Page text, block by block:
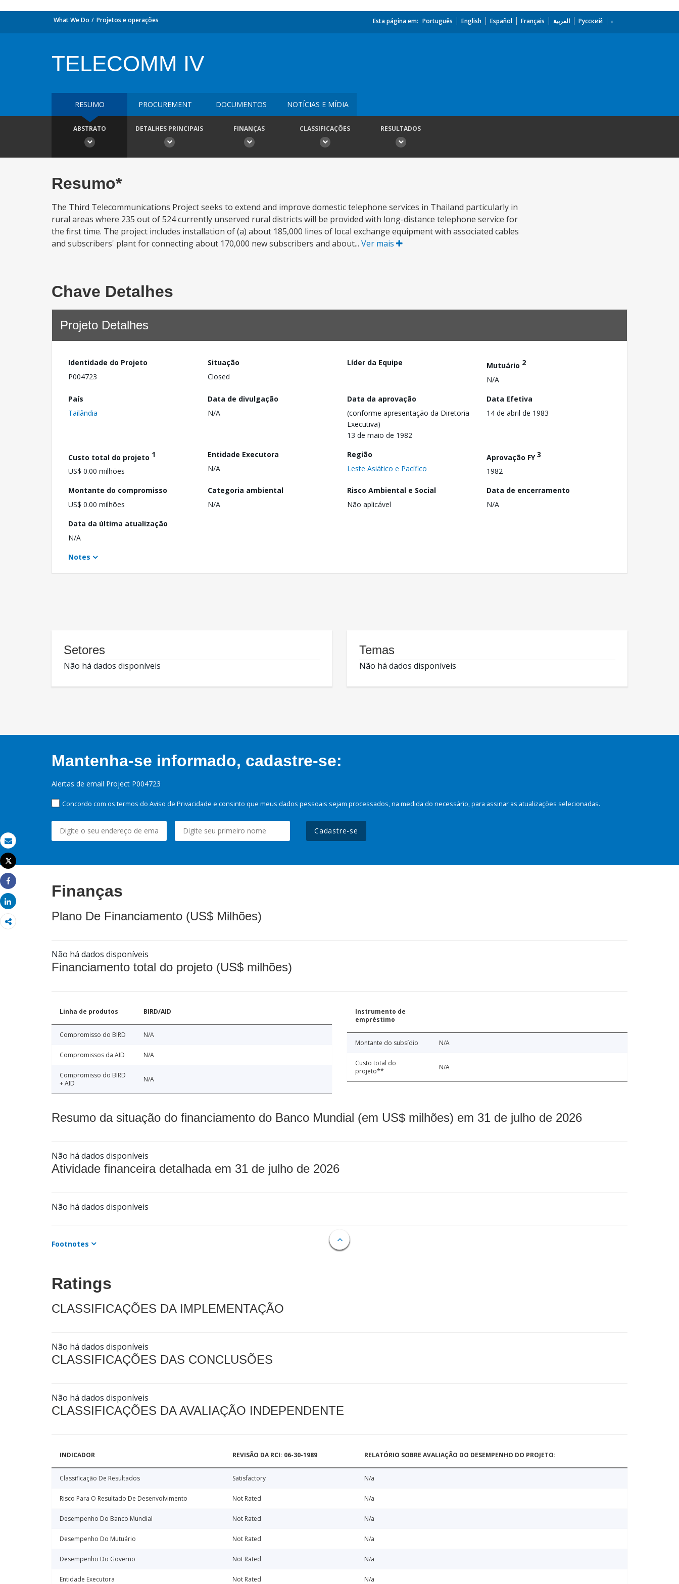
Email
Imprimir
Tweet
Share
Share
What We Do Projetos e operações Esta página em: Português English Español Français العربية Русский
TELECOMM IV
RESUMO PROCUREMENT DOCUMENTOS NOTÍCIAS E MÍDIA
ABSTRATO DETALHES PRINCIPAIS FINANÇAS CLASSIFICAÇÕES RESULTADOS
Resumo*
The Third Telecommunications Project seeks to extend and improve domestic telephone services in Thailand particularly in
rural areas where 235 out of 524 currently unserved rural districts will be provided with long-distance telephone service for
the first time. The project includes installation of (a) about 185,000 lines of local exchange equipment with associated cables
and subscribers' plant for connecting about 170,000 new subscribers and about... Ver mais
Chave Detalhes
Projeto Detalhes
Identidade do Projeto
P004723
Situação
Closed
Líder da Equipe Mutuário 2
N/A
País
Tailândia
Data de divulgação
N/A
Data da aprovação
(conforme apresentação da Diretoria
Executiva)
13 de maio de 1982
Data Efetiva
14 de abril de 1983
Custo total do projeto 1
US$ 0.00 milhões
Entidade Executora
N/A
Região
Leste Asiático e Pacífico
Aprovação FY3
1982
Montante do compromisso
US$ 0.00 milhões
Categoria ambiental
N/A
Risco Ambiental e Social
Não aplicável
Data de encerramento
N/A
Data da última atualização
N/A
Notes
Setores
Não há dados disponíveis
Temas
Não há dados disponíveis
Mantenha-se informado, cadastre-se:
Alertas de email Project P004723
Concordo com os termos do Aviso de Privacidade e consinto que meus dados pessoais sejam processados, na medida do necessário, para assinar as atualizações selecionadas.
Cadastre-se
Finanças
Plano De Financiamento (US$ Milhões)
Não há dados disponíveis
Financiamento total do projeto (US$ milhões)
Linha de produtos BIRD/AID
Compromisso do BIRD N/A
Compromissos da AID N/A
Compromisso do BIRD
+ AID
N/A
Instrumento de
empréstimo
Montante do subsídio N/A
Custo total do
projeto**
N/A
Resumo da situação do financiamento do Banco Mundial (em US$ milhões) em 31 de julho de 2026
Não há dados disponíveis
Atividade financeira detalhada em 31 de julho de 2026
Não há dados disponíveis
Footnotes
Ratings
CLASSIFICAÇÕES DA IMPLEMENTAÇÃO
Não há dados disponíveis
CLASSIFICAÇÕES DAS CONCLUSÕES
Não há dados disponíveis
CLASSIFICAÇÕES DA AVALIAÇÃO INDEPENDENTE
INDICADOR REVISÃO DA RCI: 06-30-1989 RELATÓRIO SOBRE AVALIAÇÃO DO DESEMPENHO DO PROJETO:
Classificação De Resultados Satisfactory N/a
Risco Para O Resultado De Desenvolvimento Not Rated N/a
Desempenho Do Banco Mundial Not Rated N/a
Desempenho Do Mutuário Not Rated N/a
Desempenho Do Governo Not Rated N/a
Entidade Executora Not Rated N/a